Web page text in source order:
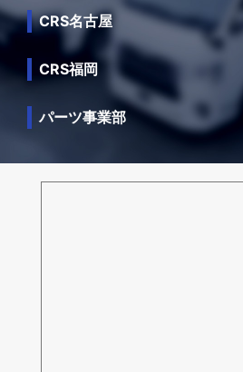
CRS名古屋
CRS福岡
パーツ事業部